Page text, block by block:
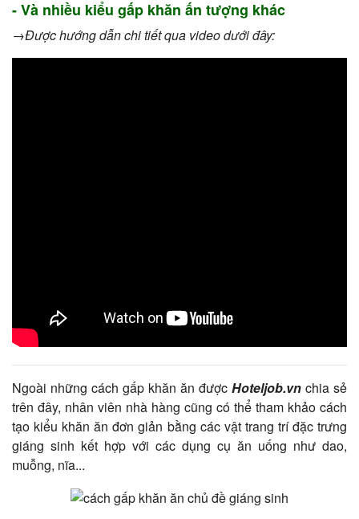
- Và nhiều kiểu gấp khăn ấn tượng khác
→Được hướng dẫn chi tiết qua video dưới đây:
Ngoài những cách gấp khăn ăn được Hoteljob.vn chia sẻ
trên đây, nhân viên nhà hàng cũng có thể tham khảo cách
tạo kiểu khăn ăn đơn giản bằng các vật trang trí đặc trưng
giáng sinh kết hợp với các dụng cụ ăn uống như dao,
muỗng, nĩa...